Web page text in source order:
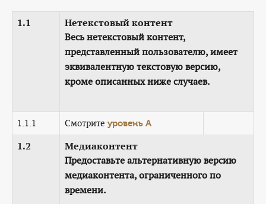
1.1
Нетекстовый контент
Весь нетекстовый контент,
представленный пользователю, имеет
эквивалентную текстовую версию,
кроме описанных ниже случаев.
1.1.1 Смотрите уровень А
1.2
Медиаконтент
Предоставьте альтернативную версию
медиаконтента, ограниченного по
времени.